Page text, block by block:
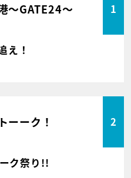
～GATE24～ 1
え！
ーーク！ 2
ク祭り!!